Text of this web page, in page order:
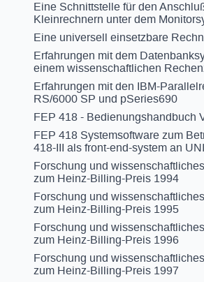
Eine Schnittstelle für den
Kleinrechnern unter dem
Eine universell einsetzbare
Erfahrungen mit dem
einem wissenschaftlichen
Erfahrungen mit den IBM-
RS/6000 SP und pSeries690
FEP 418 - Bedienungshandbuch
FEP 418 Systemsoftware zum
418-III als front-end-system an
Forschung und
zum Heinz-Billing-Preis 1994
Forschung und
zum Heinz-Billing-Preis 1995
Forschung und
zum Heinz-Billing-Preis 1996
Forschung und
zum Heinz-Billing-Preis 1997